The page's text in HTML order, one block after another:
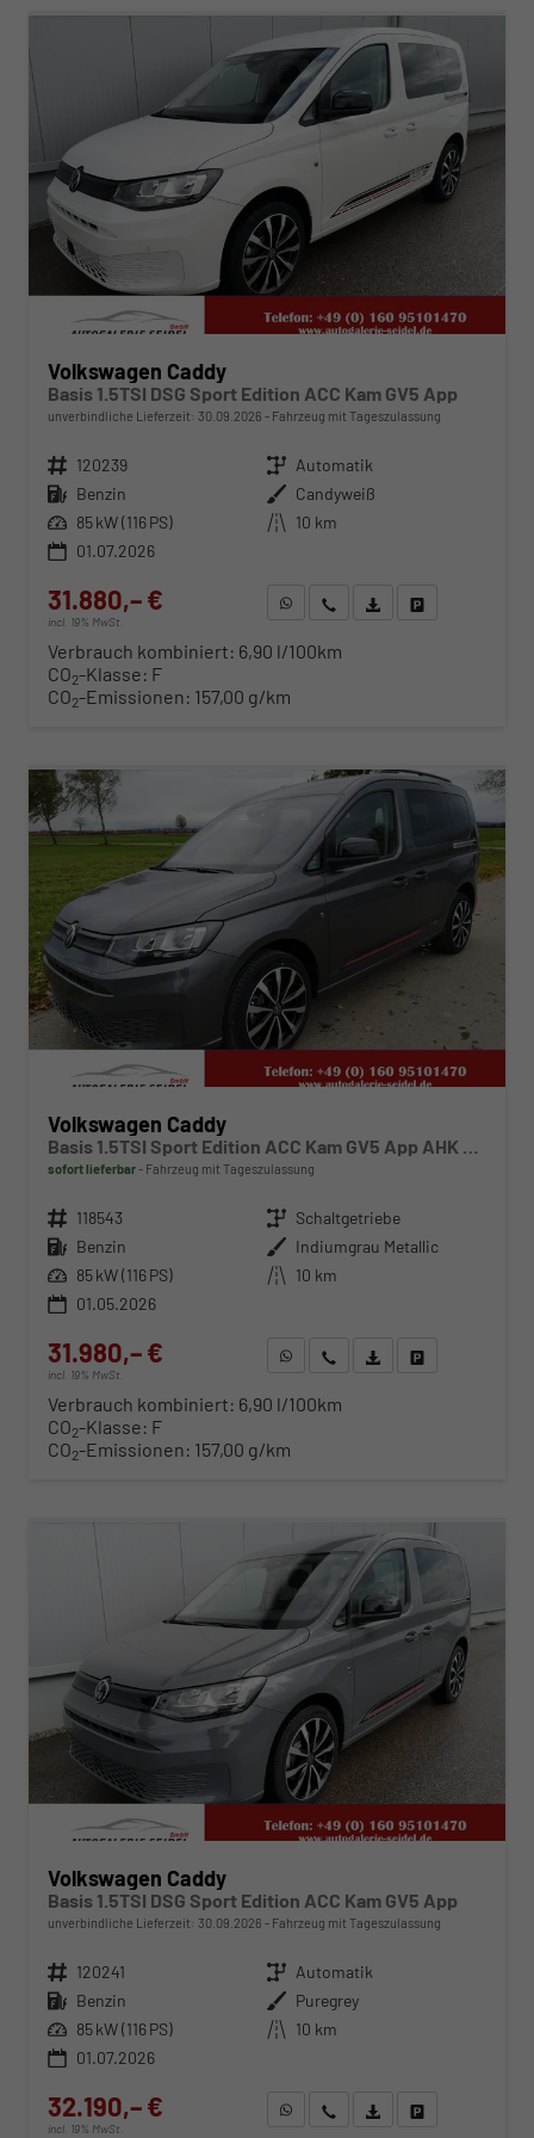
Volkswagen Caddy
Basis 1.5TSI DSG Sport Edition ACC Kam GV5 App
unverbindliche Lieferzeit: 30.09.2026 Fahrzeug mit Tageszulassung
Fahrzeugnr. 120239 Getriebe Automatik
Kraftstoff Benzin Außenfarbe Candyweiß
Leistung 85 kW (116 PS) Kilometerstand 10 km
01.07.2026
31.880,– €
incl. 19% MwSt.
WhatsApp anfragen
Wir rufen Sie anFahrzeugexposé (PDF)
Verbrauch kombiniert: 6,90 l/100km
CO2-Klasse: F
CO2-Emissionen: 157,00 g/km
Volkswagen Caddy
Basis 1.5TSI Sport Edition ACC Kam GV5 App AHK Reling
sofort lieferbar Fahrzeug mit Tageszulassung
Fahrzeugnr. 118543 Getriebe Schaltgetriebe
Kraftstoff Benzin Außenfarbe Indiumgrau Metallic
Leistung 85 kW (116 PS) Kilometerstand 10 km
01.05.2026
31.980,– €
incl. 19% MwSt.
WhatsApp anfragen
Wir rufen Sie anFahrzeugexposé (PDF)
Verbrauch kombiniert: 6,90 l/100km
CO2-Klasse: F
CO2-Emissionen: 157,00 g/km
Volkswagen Caddy
Basis 1.5TSI DSG Sport Edition ACC Kam GV5 App
unverbindliche Lieferzeit: 30.09.2026 Fahrzeug mit Tageszulassung
Fahrzeugnr. 120241 Getriebe Automatik
Kraftstoff Benzin Außenfarbe Puregrey
Leistung 85 kW (116 PS) Kilometerstand 10 km
01.07.2026
32.190,– €
incl. 19% MwSt.
WhatsApp anfragen
Wir rufen Sie anFahrzeugexposé (PDF)